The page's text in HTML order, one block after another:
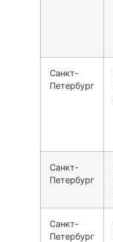
Санкт-
Петербург
Санкт-
Петербург
Санкт-
Петербург